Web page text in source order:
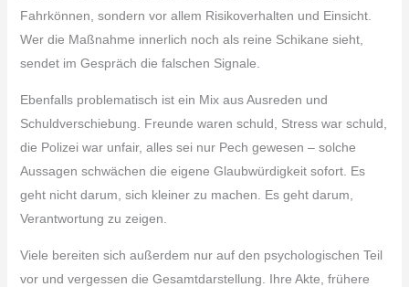
Fahrkönnen, sondern vor allem Risikoverhalten und Einsicht.
Wer die Maßnahme innerlich noch als reine Schikane sieht,
sendet im Gespräch die falschen Signale.
Ebenfalls problematisch ist ein Mix aus Ausreden und
Schuldverschiebung. Freunde waren schuld, Stress war schuld,
die Polizei war unfair, alles sei nur Pech gewesen – solche
Aussagen schwächen die eigene Glaubwürdigkeit sofort. Es
geht nicht darum, sich kleiner zu machen. Es geht darum,
Verantwortung zu zeigen.
Viele bereiten sich außerdem nur auf den psychologischen Teil
vor und vergessen die Gesamtdarstellung. Ihre Akte, frühere